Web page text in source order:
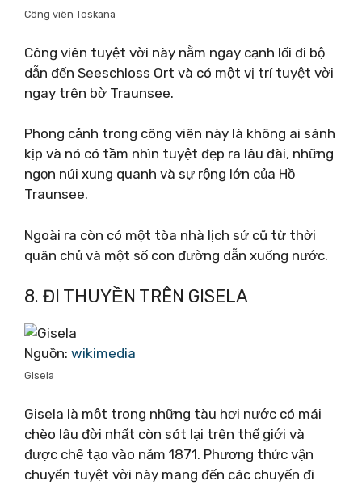
Công viên Toskana
Công viên tuyệt vời này nằm ngay cạnh lối đi bộ
dẫn đến Seeschloss Ort và có một vị trí tuyệt vời
ngay trên bờ Traunsee.
Phong cảnh trong công viên này là không ai sánh
kịp và nó có tầm nhìn tuyệt đẹp ra lâu đài, những
ngọn núi xung quanh và sự rộng lớn của Hồ
Traunsee.
Ngoài ra còn có một tòa nhà lịch sử cũ từ thời
quân chủ và một số con đường dẫn xuống nước.
8. ĐI THUYỀN TRÊN GISELA
Nguồn: wikimedia
Gisela
Gisela là một trong những tàu hơi nước có mái
chèo lâu đời nhất còn sót lại trên thế giới và
được chế tạo vào năm 1871. Phương thức vận
chuyển tuyệt vời này mang đến các chuyến đi